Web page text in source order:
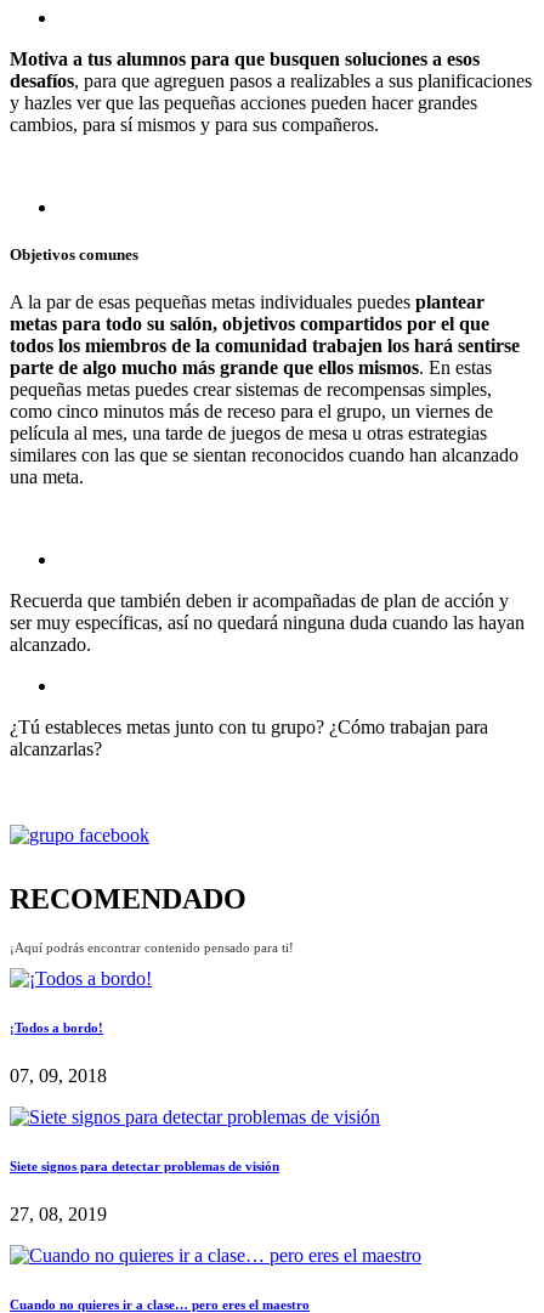
Motiva a tus alumnos para que busquen soluciones a esos
desafíos, para que agreguen pasos a realizables a sus planificaciones
y hazles ver que las pequeñas acciones pueden hacer grandes
cambios, para sí mismos y para sus compañeros.
Objetivos comunes
A la par de esas pequeñas metas individuales puedes plantear
metas para todo su salón, objetivos compartidos por el que
todos los miembros de la comunidad trabajen los hará sentirse
parte de algo mucho más grande que ellos mismos. En estas
pequeñas metas puedes crear sistemas de recompensas simples,
como cinco minutos más de receso para el grupo, un viernes de
película al mes, una tarde de juegos de mesa u otras estrategias
similares con las que se sientan reconocidos cuando han alcanzado
una meta.
Recuerda que también deben ir acompañadas de plan de acción y
ser muy específicas, así no quedará ninguna duda cuando las hayan
alcanzado.
¿Tú estableces metas junto con tu grupo? ¿Cómo trabajan para
alcanzarlas?
RECOMENDADO
¡Aquí podrás encontrar contenido pensado para ti!
¡Todos a bordo!
07, 09, 2018
Siete signos para detectar problemas de visión
27, 08, 2019
Cuando no quieres ir a clase… pero eres el maestro